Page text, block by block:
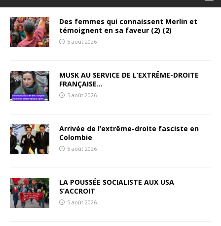
Des femmes qui connaissent Merlin et
témoignent en sa faveur (2) (2)
5 août 2026
MUSK AU SERVICE DE L’EXTRÊME-DROITE
FRANÇAISE…
5 août 2026
Arrivée de l’extrême-droite fasciste en
Colombie
5 août 2026
LA POUSSÉE SOCIALISTE AUX USA
S’ACCROIT
5 août 2026